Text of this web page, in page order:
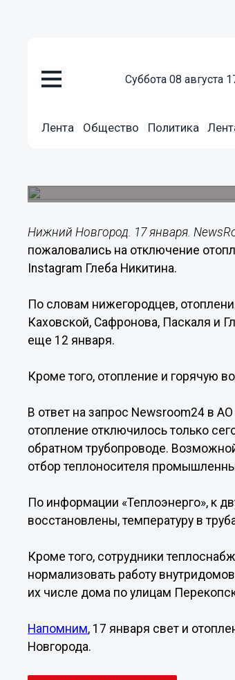
суббота 08 августа
Лента Общество Политика
Жители Ленинского
Нижний Новгород. 17 января.
пожаловались на отключение
Instagram Глеба Никитина.
По словам нижегородцев,
Каховской, Сафронова, Паскаля и
еще 12 января.
Кроме того, отопление и горячую
В ответ на запрос Newsroom24 в
отопление отключилось только
обратном трубопроводе.
отбор теплоносителя
По информации «Теплоэнерго», к
восстановлены, температуру в
Кроме того, сотрудники
нормализовать работу
их числе дома по улицам
Напомним, 17 января свет и
Новгорода.